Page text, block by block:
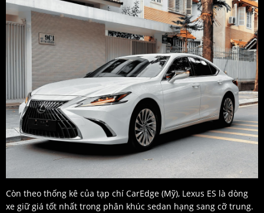
Còn theo thống kê của tạp chí CarEdge (Mỹ), Lexus ES là dòng
xe giữ giá tốt nhất trong phân khúc sedan hạng sang cỡ trung.